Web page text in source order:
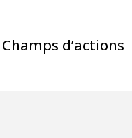
Champs d’actions